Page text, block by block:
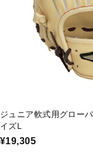
ジュニア軟式用グロー
イズL
¥19,305